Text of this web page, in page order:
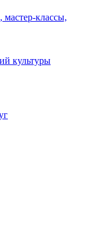
классы,
культуры